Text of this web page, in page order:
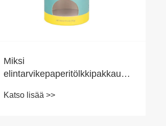
Miksi
elintarvikepaperitölkkipakkaukset
elintarvikkeiden varastointia ja
Katso lisää >>